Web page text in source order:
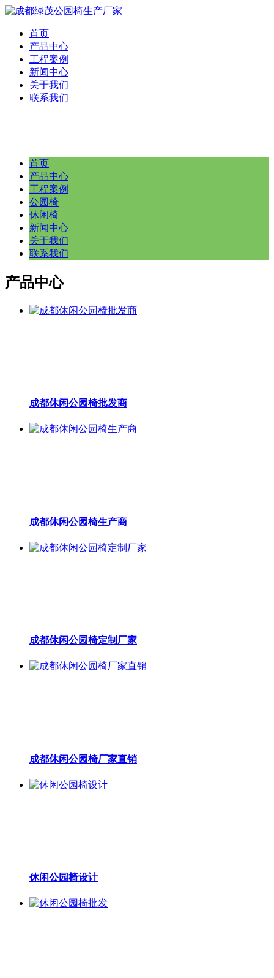
首页
产品中心
工程案例
新闻中心
关于我们
联系我们
首页
产品中心
工程案例
公园椅
休闲椅
新闻中心
关于我们
联系我们
产品中心
成都休闲公园椅批发商
成都休闲公园椅生产商
成都休闲公园椅定制厂家
成都休闲公园椅厂家直销
休闲公园椅设计